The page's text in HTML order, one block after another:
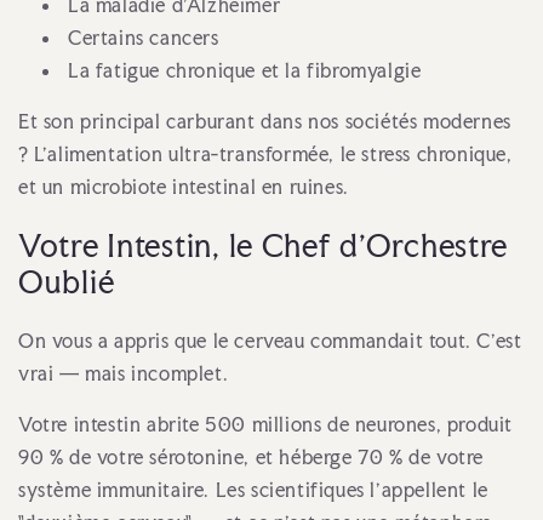
La maladie d'Alzheimer
Certains cancers
La fatigue chronique et la fibromyalgie
Et son principal carburant dans nos sociétés modernes
? L'alimentation ultra-transformée, le stress chronique,
et un microbiote intestinal en ruines.
Votre Intestin, le Chef d'Orchestre
Oublié
On vous a appris que le cerveau commandait tout. C'est
vrai — mais incomplet.
Votre intestin abrite 500 millions de neurones, produit
90 % de votre sérotonine, et héberge 70 % de votre
système immunitaire. Les scientifiques l'appellent le